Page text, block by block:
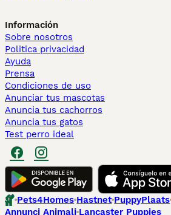
Información
Sobre nosotros
Politica privacidad
Ayuda
Prensa
Condiciones de uso
Anunciar tus mascotas
Anuncia tus cachorros
Anuncia tus gatos
Test perro ideal
Pets4Homes Hastnet PuppyPlaats
Annunci Animali Lancaster Puppies